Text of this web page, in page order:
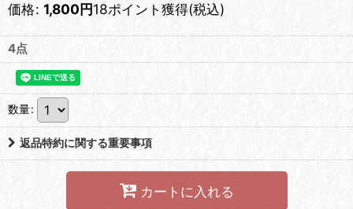
価格: 1,800円18ポイント獲得(税込)
4点
数量:
返品特約に関する重要事項
カートに入れる